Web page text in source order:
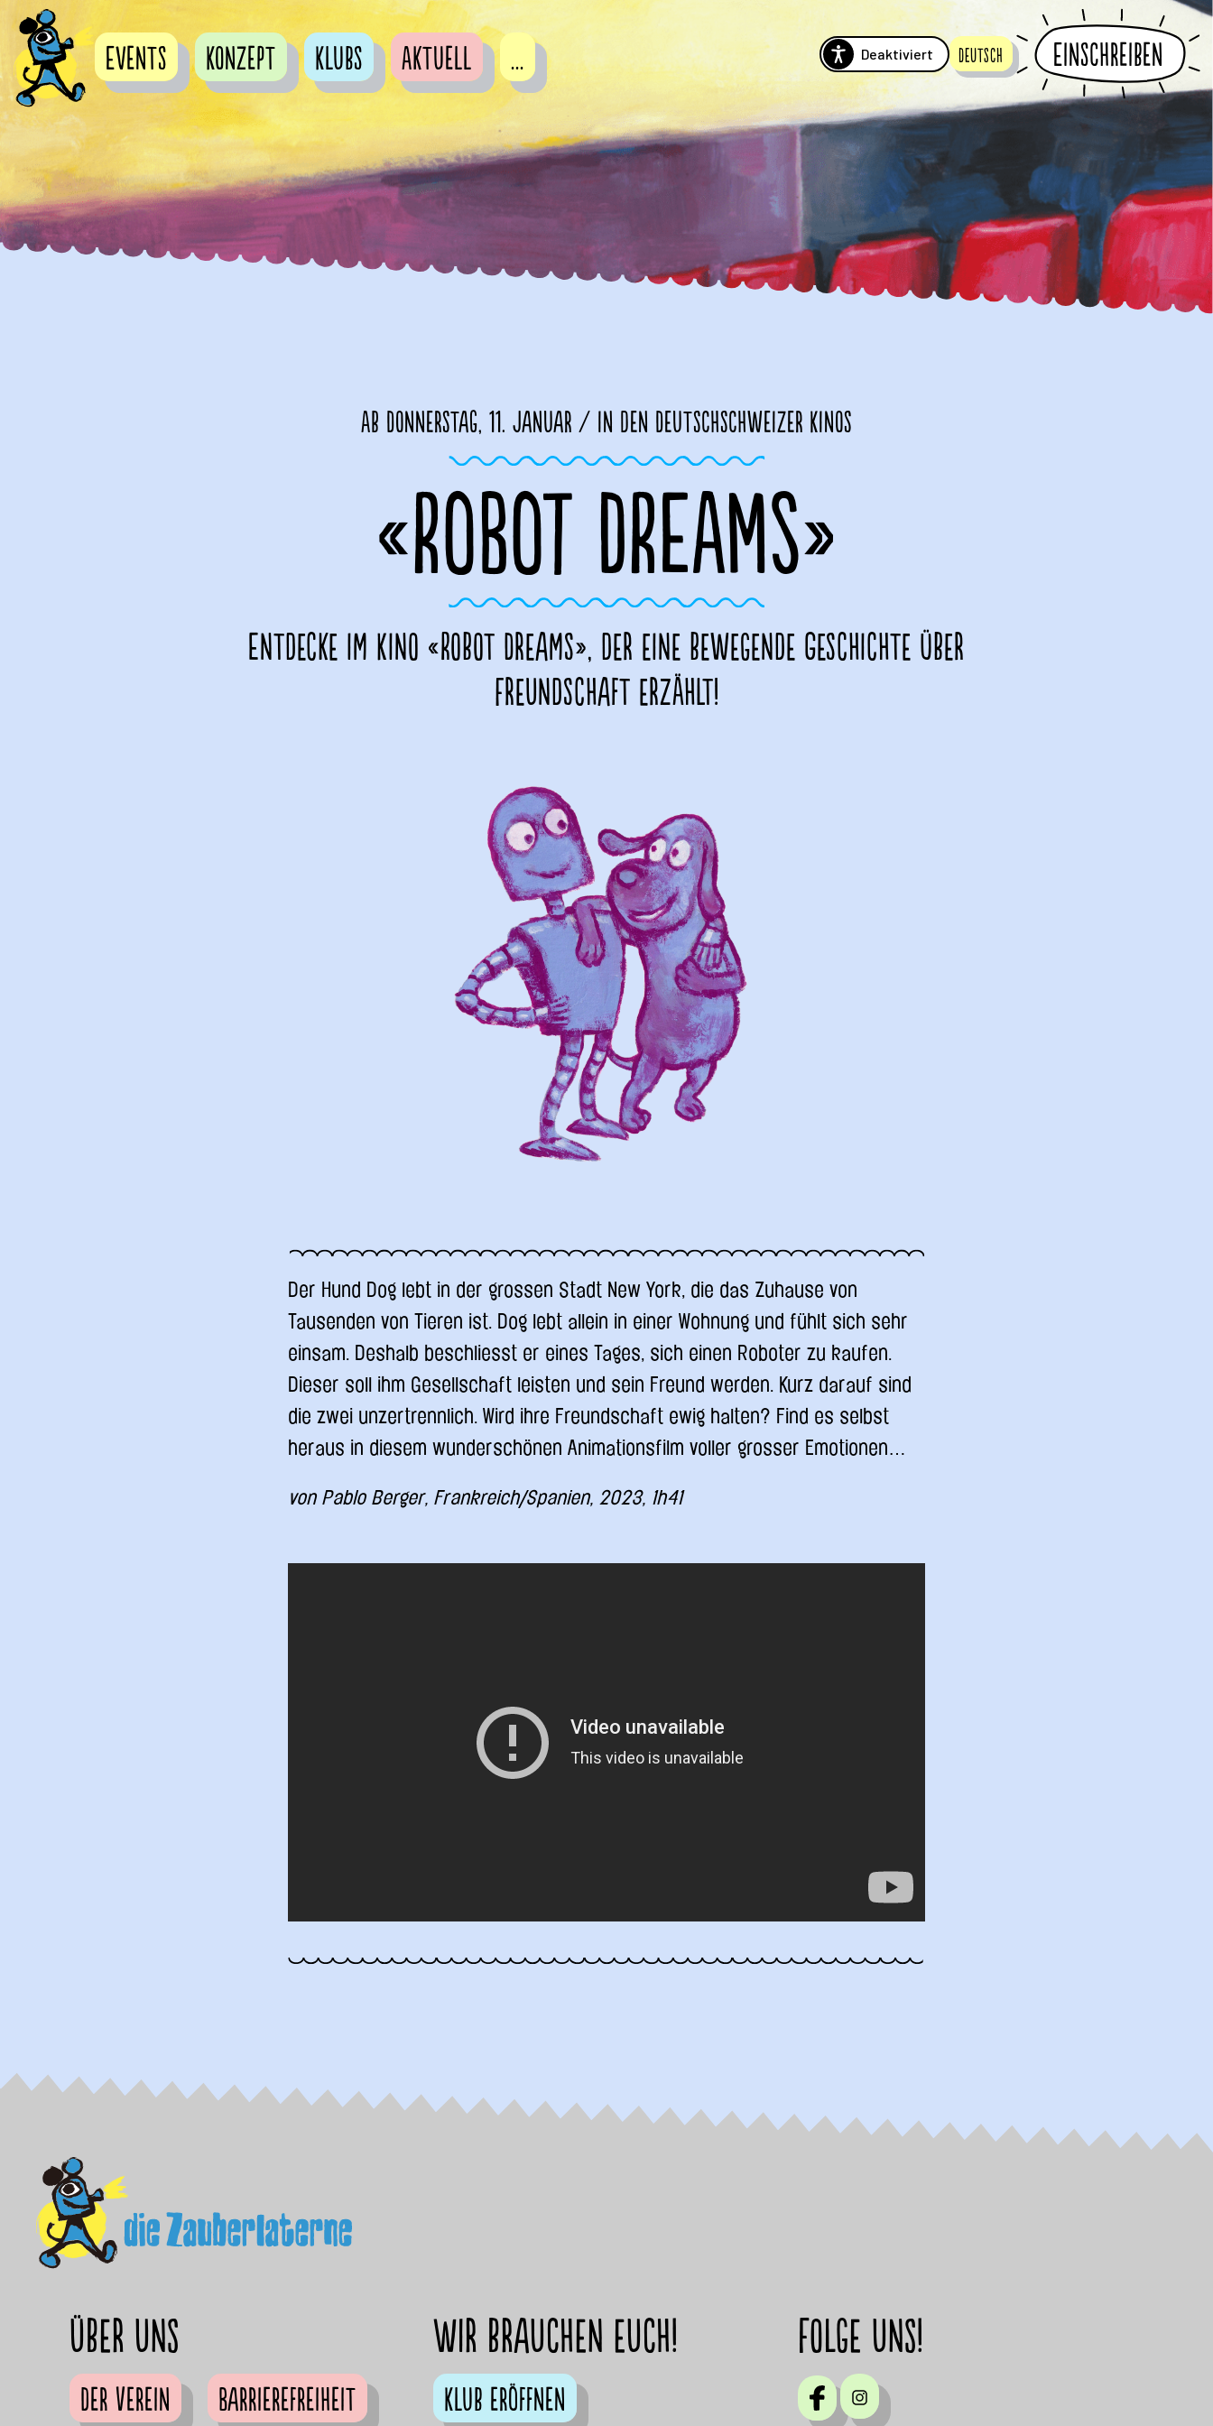
Deaktiviert Deutsch Einschreiben
Events Konzept Klubs Aktuell ...
Ab Donnerstag, 11. Januar / in den Deutschschweizer Kinos
«ROBOT DREAMS»
Entdecke im Kino «Robot Dreams», der eine bewegende Geschichte über
Freundschaft erzählt!
Der Hund Dog lebt in der grossen Stadt New York, die das Zuhause von
Tausenden von Tieren ist. Dog lebt allein in einer Wohnung und fühlt sich sehr
einsam. Deshalb beschliesst er eines Tages, sich einen Roboter zu kaufen.
Dieser soll ihm Gesellschaft leisten und sein Freund werden. Kurz darauf sind
die zwei unzertrennlich. Wird ihre Freundschaft ewig halten? Find es selbst
heraus in diesem wunderschönen Animationsfilm voller grosser Emotionen…
von Pablo Berger, Frankreich/Spanien, 2023, 1h41
Über uns
Der Verein Barrierefreiheit
Wir brauchen euch!
Klub eröffnen
Folge uns!